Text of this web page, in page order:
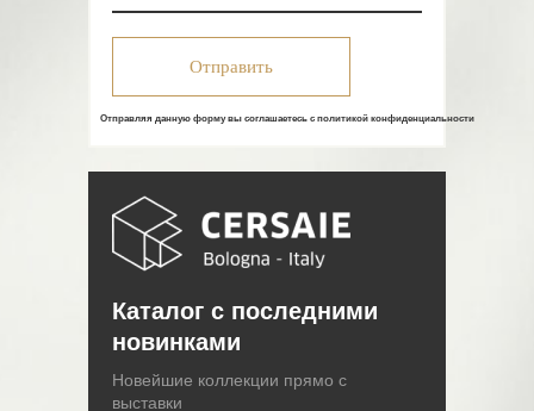
Новейшие коллекции прямо с
выставки
Каталог с последними
новинками
Отправляя данную форму вы соглашаетесь с политикой конфиденциальности
Отправить